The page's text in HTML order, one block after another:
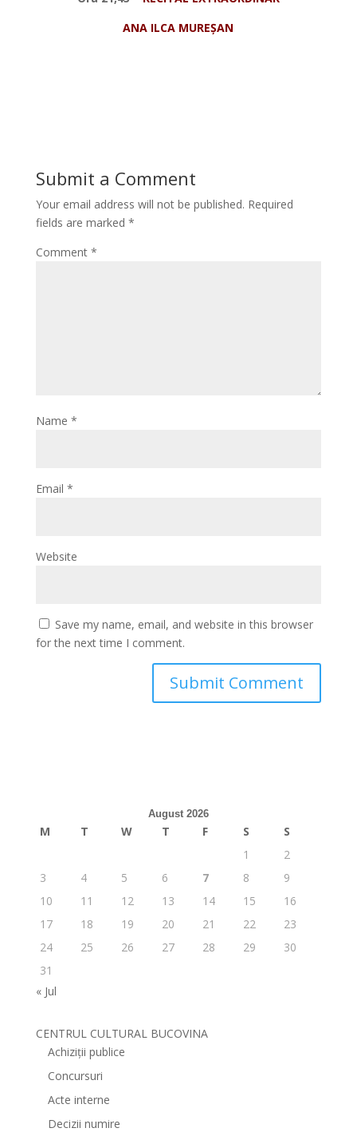
ANA ILCA MUREȘAN
Submit a Comment
Your email address will not be published. Required
fields are marked *
Comment *
Name *
Email *
Website
Save my name, email, and website in this browser
for the next time I comment.
August 2026
M T W T F S
S
1
2
3
4 5 6 7 8
9
10
11 12 13 14 15
16
17
18 19 20 21 22
23
24
25 26 27 28 29
30
31
« Jul
CENTRUL CULTURAL BUCOVINA
Achiziții publice
Concursuri
Acte interne
Decizii numire